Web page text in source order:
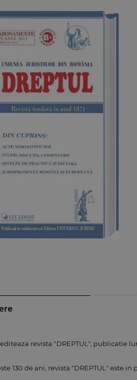
revista "DREPTUL", publicatie
130 de ani, revista "DREPTUL" este